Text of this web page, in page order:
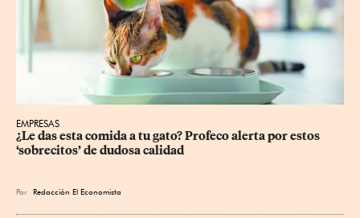
EMPRESAS
¿Le das esta comida a tu gato? Profeco alerta por estos
‘sobrecitos’ de dudosa calidad
Por Redacción El Economista